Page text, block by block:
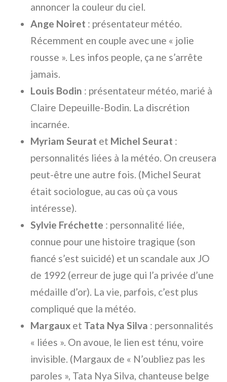
annoncer la couleur du ciel.
Ange Noiret : présentateur météo.
Récemment en couple avec une « jolie
rousse ». Les infos people, ça ne s’arrête
jamais.
Louis Bodin : présentateur météo, marié à
Claire Depeuille-Bodin. La discrétion
incarnée.
Myriam Seurat et Michel Seurat :
personnalités liées à la météo. On creusera
peut-être une autre fois. (Michel Seurat
était sociologue, au cas où ça vous
intéresse).
Sylvie Fréchette : personnalité liée,
connue pour une histoire tragique (son
fiancé s’est suicidé) et un scandale aux JO
de 1992 (erreur de juge qui l’a privée d’une
médaille d’or). La vie, parfois, c’est plus
compliqué que la météo.
Margaux et Tata Nya Silva : personnalités
« liées ». On avoue, le lien est ténu, voire
invisible. (Margaux de « N’oubliez pas les
paroles », Tata Nya Silva, chanteuse belge